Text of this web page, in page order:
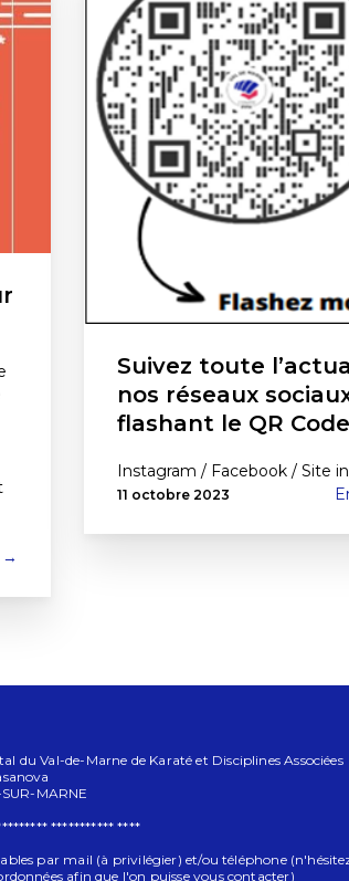
→
Suivez toute
nos réseaux
flashant le QR
Instagram / Facebook / Site
11 octobre 2023
du Val-de-Marne de Karaté et Disciplines Associées
MARNE
*********** ****
par mail (à privilégier) et/ou téléphone
afin que l'on puisse vous contacter)